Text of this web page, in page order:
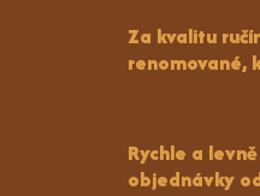
Za kvalitu
renomované,
Rychle a
objednávky